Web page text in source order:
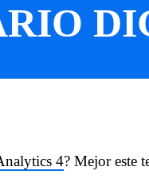
4? Mejor este